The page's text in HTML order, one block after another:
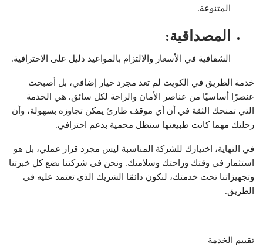
المتنوعة.
المصداقية:
الشفافية في الأسعار والالتزام بالمواعيد دليل على الاحترافية.
خدمة الطريق في الكويت لم تعد مجرد خيار إضافي، بل أصبحت
عنصرًا أساسيًا من عناصر الأمان والراحة لكل سائق. هي الخدمة
التي تمنحك الثقة في أن أي موقف طارئ يمكن تجاوزه بسهولة، وأن
رحلتك مهما كانت طبيعتها ستظل محمية بدعم احترافي.
في النهاية، اختيارك للشركة المناسبة ليس مجرد قرار عملي، بل هو
استثمار في وقتك وراحتك وسلامتك. ونحن في شركتنا نضع كل خبرتنا
وتجهيزاتنا تحت خدمتك، لنكون دائمًا الشريك الذي تعتمد عليه في
الطريق.
تقييم الخدمة